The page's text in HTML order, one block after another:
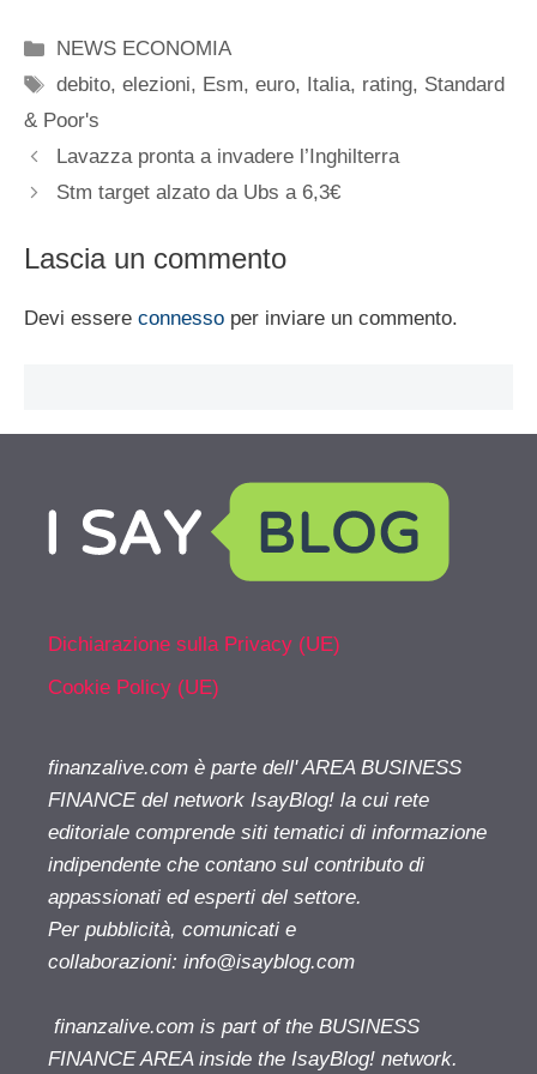
Categorie
NEWS ECONOMIA
Tag
debito,elezioni, Esm,euro, Italia, rating, Standard
& Poor's
Lavazza pronta a invadere l’Inghilterra
Stm target alzato da Ubs a 6,3€
Lascia un commento
Devi essere connesso per inviare un commento.
Dichiarazione sulla Privacy (UE)
Cookie Policy (UE)
finanzalive.com è parte dell' AREA BUSINESS
FINANCE del network IsayBlog! la cui rete
editoriale comprende siti tematici di informazione
indipendente che contano sul contributo di
appassionati ed esperti del settore.
Per pubblicità, comunicati e
collaborazioni: info@isayblog.com
finanzalive.com is part of the BUSINESS
FINANCE AREA inside the IsayBlog! network.